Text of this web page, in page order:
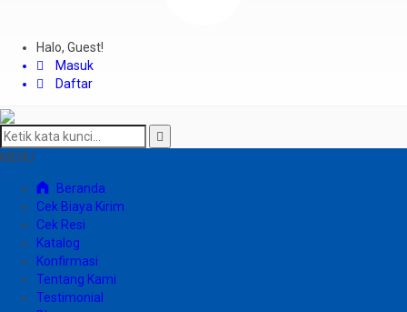
Halo, Guest!
Masuk
Daftar
MENU
Beranda
Cek Biaya Kirim
Cek Resi
Katalog
Konfirmasi
Tentang Kami
Testimonial